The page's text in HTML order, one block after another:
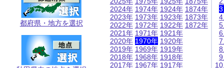
都府県・地方を選択
2024年
2023年
2022年
2021年
2020年
2019年
2018年
2017年
1974年
1973年
1972年
1971年
1970年
1969年
1968年
1967年
1924年
1923年
1922年
1921年
1920年
1919年
1918年
1917年
1874年
1873年
1872年